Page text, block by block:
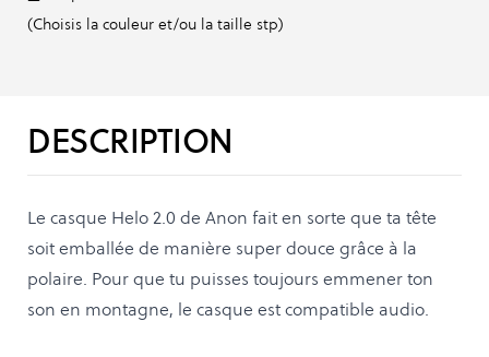
(Choisis la couleur et/ou la taille stp)
DESCRIPTION
Le casque Helo 2.0 de Anon fait en sorte que ta tête
soit emballée de manière super douce grâce à la
polaire. Pour que tu puisses toujours emmener ton
son en montagne, le casque est compatible audio.